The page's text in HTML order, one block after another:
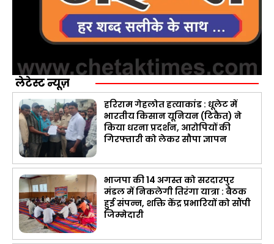
लेटेस्ट न्यूज़
हरिराम गेहलोत हत्याकांड : धूलेट में
भारतीय किसान यूनियन (टिकैत) ने
किया धरना प्रदर्शन, आरोपियों की
गिरफ्तारी को लेकर सौपा ज्ञापन
भाजपा की 14 अगस्त को सरदारपुर
मंडल में निकलेगी तिरंगा यात्रा : बैठक
हुई संपन्न, शक्ति केंद्र प्रभारियों को सौंपी
जिम्मेदारी